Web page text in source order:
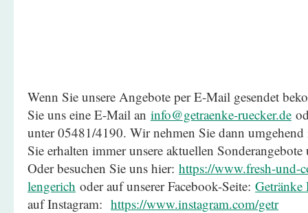
Wenn Sie unsere Angebote per E-Mail gesendet
Sie uns eine E-Mail an info@getraenke-ruecker.de
unter 05481/4190. Wir nehmen Sie dann
Sie erhalten immer unsere aktuellen
Oder besuchen Sie uns hier: https://www.fresh-und-
lengerich oder auf unserer Facebook-Seite: Getränke
auf Instagram: https://www.instagram.com/getr